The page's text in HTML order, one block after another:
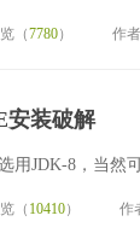
（7780） 作
安装破解
用JDK-8，当
（ 10410） 作